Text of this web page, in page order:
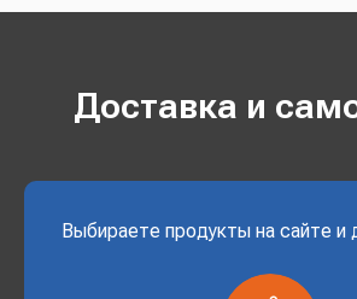
Доставка и
Выбираете продукты на сайте и